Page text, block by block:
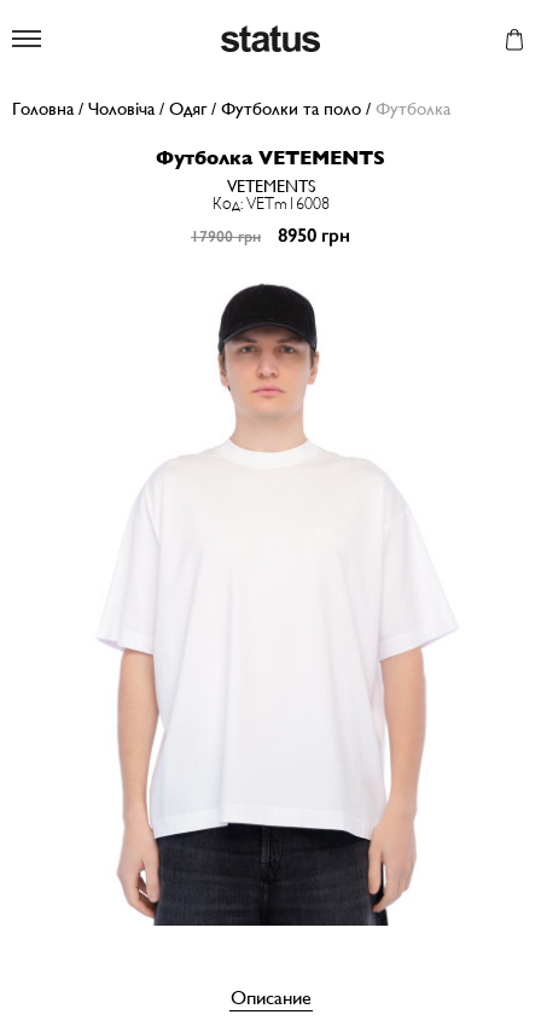
Головна / Чоловіча / Одяг/ Футболки та поло / Футболка
Футболка VETEMENTS
VETEMENTS
Код: VETm16008
17900 грн 8950 грн
Описание